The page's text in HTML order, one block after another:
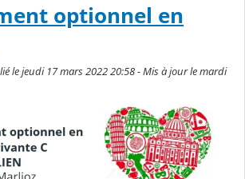
optionnel en
le jeudi 17 mars 2022 20:58 - Mis à jour le mardi